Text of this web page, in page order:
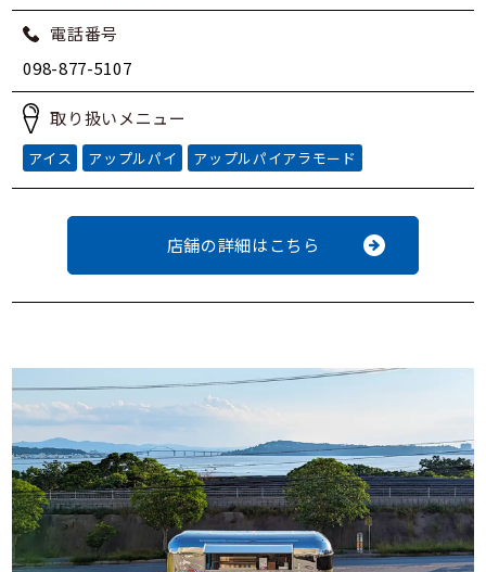
電話番号
098-877-5107
取り扱いメニュー
アイス アップルパイ アップルパイアラモード
店舗の詳細はこちら